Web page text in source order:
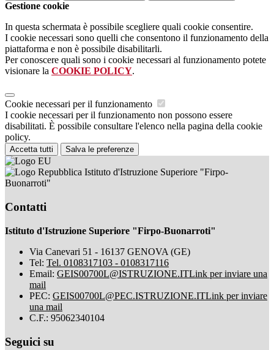
Gestione cookie
In questa schermata è possibile scegliere quali cookie consentire.
I cookie necessari sono quelli che consentono il funzionamento della
piattaforma e non è possibile disabilitarli.
Per conoscere quali sono i cookie necessari al funzionamento potete
visionare la COOKIE POLICY.
Cookie necessari per il funzionamento
I cookie necessari per il funzionamento non possono essere
disabilitati. È possibile consultare l'elenco nella pagina della cookie
policy.
Accetta tutti Salva le preferenze
Istituto d'Istruzione Superiore "Firpo-
Buonarroti"
Contatti
Istituto d'Istruzione Superiore "Firpo-Buonarroti"
Via Canevari 51 - 16137 GENOVA (GE)
Tel: Tel. 0108317103 - 0108317116
Email: GEIS00700L@ISTRUZIONE.ITLink per inviare una
mail
PEC: GEIS00700L@PEC.ISTRUZIONE.ITLink per inviare
una mail
C.F.: 95062340104
Seguici su